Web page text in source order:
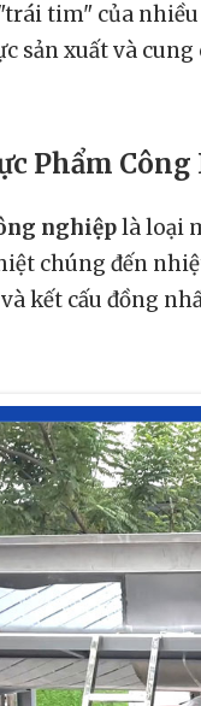
tim" của
xuất và cung
Phẩm Công
nghiệplà loại
chúng đến
kết cấu đồng